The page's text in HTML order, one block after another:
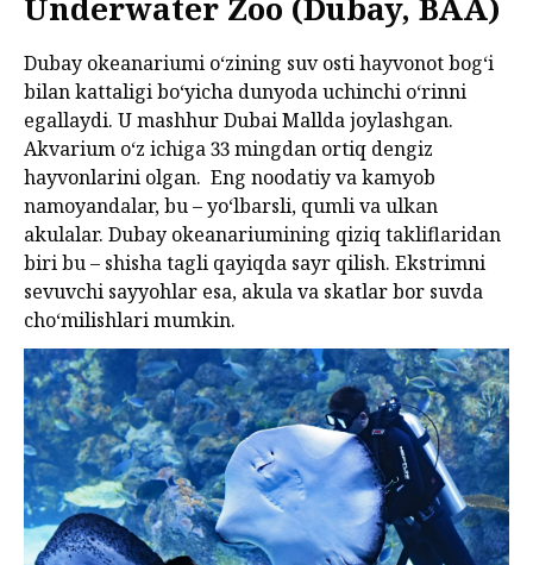
Dubay okeanariumi oʻzining suv osti hayvonot bogʻi
bilan kattaligi boʻyicha dunyoda uchinchi oʻrinni
egallaydi. U mashhur Dubai Mallda joylashgan.
Akvarium oʻz ichiga 33 mingdan ortiq dengiz
hayvonlarini olgan. Eng noodatiy va kamyob
namoyandalar, bu – yoʻlbarsli, qumli va ulkan
akulalar. Dubay okeanariumining qiziq takliflaridan
biri bu – shisha tagli qayiqda sayr qilish. Ekstrimni
sevuvchi sayyohlar esa, akula va skatlar bor suvda
choʻmilishlari mumkin.